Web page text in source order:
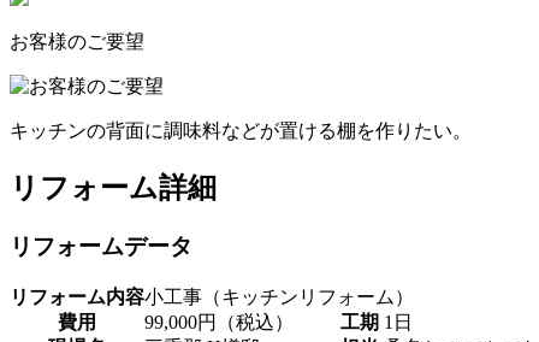
お客様のご要望
キッチンの背面に調味料などが置ける棚を作りたい。
リフォーム詳細
リフォームデータ
リフォーム内容小工事（キッチンリフォーム）
費用
99,000円（税込） 工期 1日